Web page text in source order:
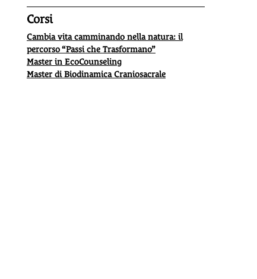
Corsi
Cambia vita camminando nella natura: il
percorso “Passi che Trasformano”
Master in EcoCounseling
Master di Biodinamica Craniosacrale